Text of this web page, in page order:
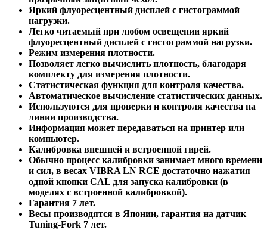
Яркий флуоресцентный дисплей с гистограммой
нагрузки.
Легко читаемый при любом освещении яркий
флуоресцентный дисплей с гистограммой нагрузки.
Режим измерения плотности.
Позволяет легко вычислить плотность, благодаря
комплекту для измерения плотности.
Статистическая функция для контроля качества.
Автоматическое вычисление статистических данных.
Используются для проверки и контроля качества на
линии производства.
Информация может передаваться на принтер или
компьютер.
Калибровка внешней и встроенной гирей.
Обычно процесс калибровки занимает много времени
и сил, в весах VIBRA LN RCE достаточно нажатия
одной кнопки CAL для запуска калибровки (в
моделях с встроенной калибровкой).
Гарантия 7 лет.
Весы производятся в Японии, гарантия на датчик
Tuning-Fork 7 лет.